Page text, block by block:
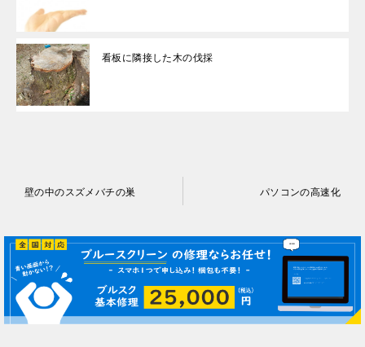
看板に隣接した木の伐採
ナ
ビ
ゲ
ー
壁の中のスズメバチの巣 パソコンの高速化